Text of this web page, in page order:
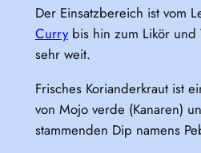
Der Einsatzbereich ist vom
Currybis hin zum Likör und
sehr weit.
Frisches Korianderkraut ist
von Mojo verde (Kanaren)
stammenden Dip namens